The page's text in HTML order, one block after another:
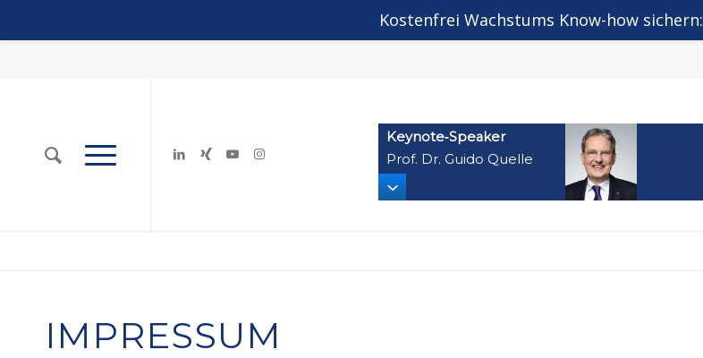
Keynote‑Speaker
Prof. Dr. Guido Quelle
IMPRESSUM
Kostenfrei Wachstums Know-how sichern: